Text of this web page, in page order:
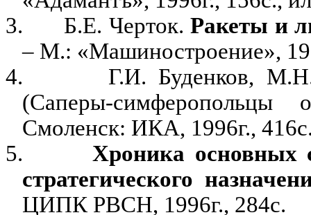
3.
Б.Е. Черток.Ракеты и
– М.: «Машиностроение»,
4.
Г.И. Буденков,
(Саперы-
Смоленск: ИКА, 1996г.,
5.
Хроника основных
стратегического
ЦИПК РВСН, 1996г., 284с.